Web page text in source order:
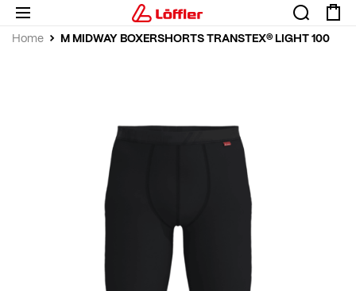
Home M MIDWAY BOXERSHORTS TRANSTEX® LIGHT 100